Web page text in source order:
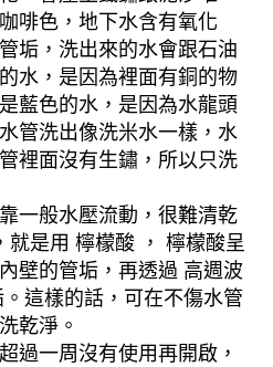
啡色，地下水含有氧化
垢，洗出來的水會跟石油
水，是因為裡面有銅的物
藍色的水，是因為水龍頭
管洗出像洗米水一樣，水
裡面沒有生鏽，所以只洗
一般水壓流動，很難清乾
就是用 檸檬酸 ， 檸檬酸呈
壁的管垢，再透過 高週波
這樣的話，可在不傷水管
乾淨。
過一周沒有使用再開啟，